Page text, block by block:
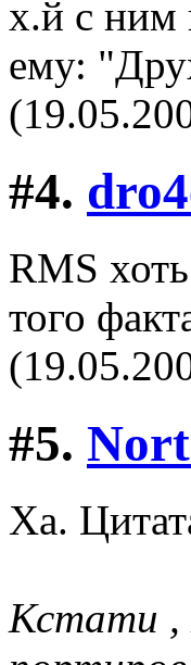
х.й с ним
ему:
#4.
RMS
того
#5.
Ха.
Кстати ,